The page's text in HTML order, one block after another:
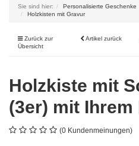
Sie sind hier: Personalisierte Geschenke
Holzkisten mit Gravur
Zurück zur
Übersicht
Artikel zurück
Holzkiste mit
(3er) mit Ihrem
(0 Kundenmeinungen)